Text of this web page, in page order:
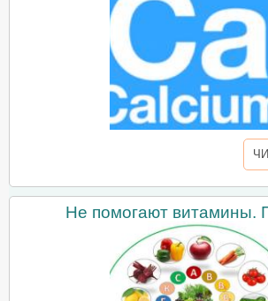
Не помогают витамины.